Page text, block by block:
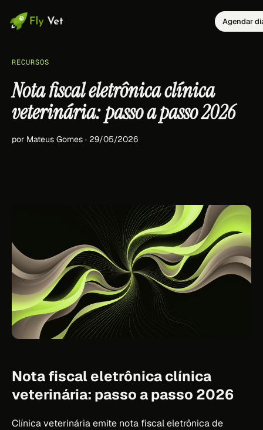
Agendar
RECURSOS
Nota fiscal eletrônica clínica
veterinária: passo a passo 2026
por Mateus Gomes · 29/05/2026
Nota fiscal eletrônica clínica
veterinária: passo a passo 2026
Clínica veterinária emite nota fiscal eletrônica de